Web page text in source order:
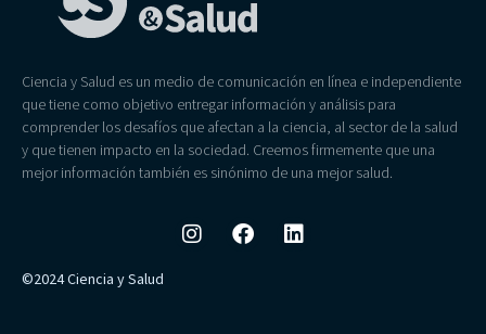
Ciencia y Salud es un medio de comunicación en línea e independiente
que tiene como objetivo entregar información y análisis para
comprender los desafíos que afectan a la ciencia, al sector de la salud
y que tienen impacto en la sociedad. Creemos firmemente que una
mejor información también es sinónimo de una mejor salud.
©2024 Ciencia y Salud